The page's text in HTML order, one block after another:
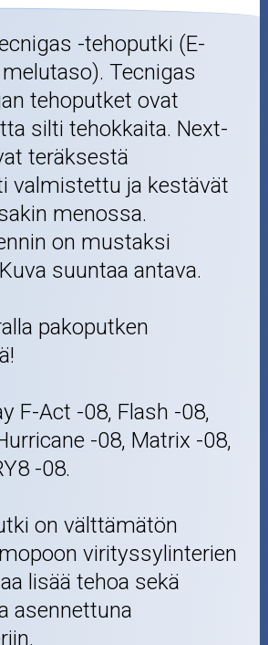
-tehoputki (E-
Tecnigas
tehoputket ovat
silti tehokkaita. Next-
teräksestä
valmistettu ja kestävät
menossa.
on mustaksi
suuntaa antava.
pakoputken
F-Act -08, Flash -08,
-08, Matrix -08,
-08.
on välttämätön
virityssylinterien
lisää tehoa sekä
asennettuna